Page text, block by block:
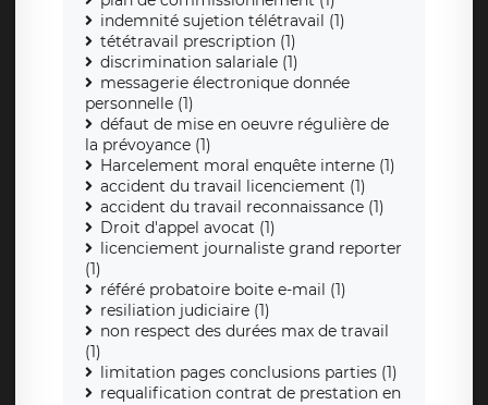
indemnité sujetion télétravail (1)
tététravail prescription (1)
discrimination salariale (1)
messagerie électronique donnée
personnelle (1)
défaut de mise en oeuvre régulière de
la prévoyance (1)
Harcelement moral enquête interne (1)
accident du travail licenciement (1)
accident du travail reconnaissance (1)
Droit d'appel avocat (1)
licenciement journaliste grand reporter
(1)
référé probatoire boite e-mail (1)
resiliation judiciaire (1)
non respect des durées max de travail
(1)
limitation pages conclusions parties (1)
requalification contrat de prestation en